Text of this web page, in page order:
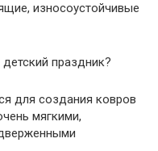
износоустойчивые
праздник?
для создания ковров
мягкими,